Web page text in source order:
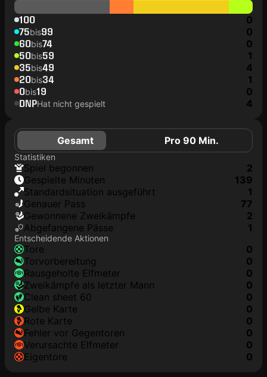
100 0
75bis99 0
60bis74 0
50bis59 1
35bis49 4
20bis34 1
0bis19 0
DNPHat nicht gespielt 4
Gesamt Pro 90 Min.
Statistiken
Spiel begonnen
2
Gespielte Minuten
139
Standardsituation ausgeführt
1
genauer Pass
77
Gewonnene Zweikämpfe
2
Abgefangene Pässe
1
Entscheidende Aktionen
Tore
0
Torvorbereitung
0
rausgeholte Elfmeter
0
Zweikämpfe als letzter Mann
0
clean sheet 60
0
gelbe Karte
0
rote Karte
0
Fehler vor Gegentoren
0
Verursachte Elfmeter
0
Eigentore
0